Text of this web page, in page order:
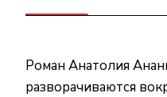
Роман Анатолия
разворачиваются